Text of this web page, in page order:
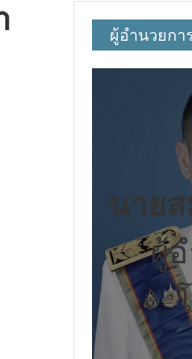
ผู้อำนวยกา
นาย
ผู้